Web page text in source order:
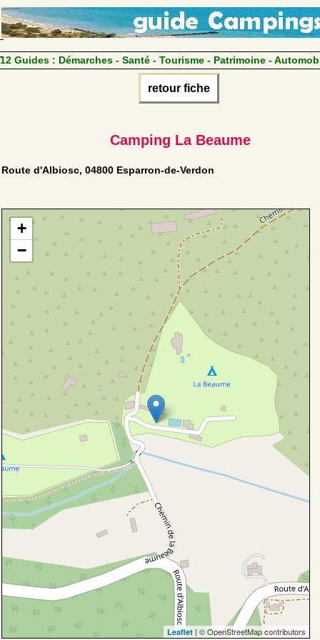
12 Guides : Démarches - Santé - Tourisme - Patrimoine -
retour fiche
Camping La Beaume
Route d'Albiosc, 04800 Esparron-de-Verdon
+
−
Leaflet | © OpenStreetMap contributors